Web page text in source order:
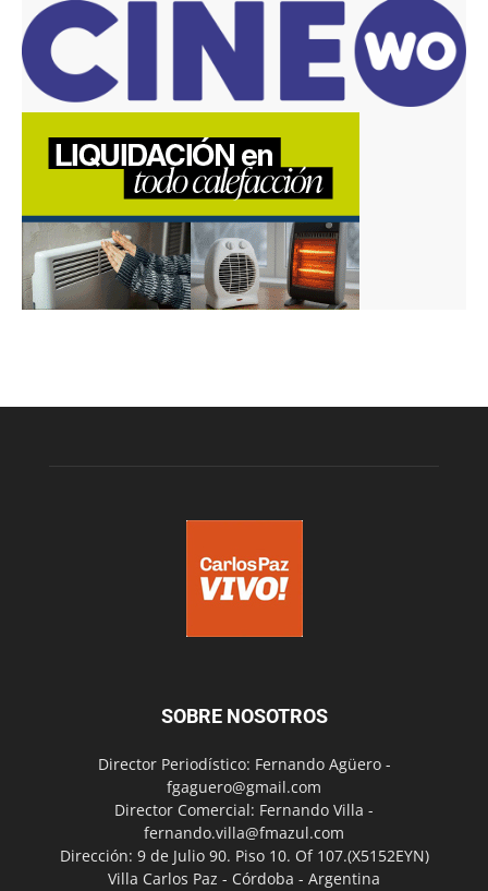
SOBRE NOSOTROS
Director Periodístico: Fernando Agüero -
fgaguero@gmail.com
Director Comercial: Fernando Villa -
fernando.villa@fmazul.com
Dirección: 9 de Julio 90. Piso 10. Of 107.(X5152EYN)
Villa Carlos Paz - Córdoba - Argentina